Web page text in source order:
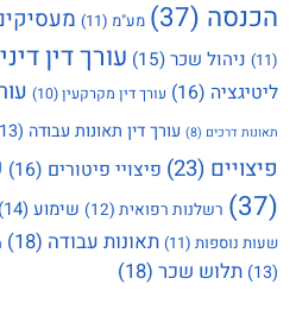
הכנסה (37) מע"מ (11)
(11)
ניהול שכר(15) עורך דין
ליטיגציה (16) עורך דין מקרקעין(10)
תאונות דרכים (8) עורך דין תאונות עבודה (13)
פיצויים (23) פיצויי פיטורים (16)
(37)
רשלנות רפואית (12) שימוע(14)
שעות נוספות (11) תאונות עבודה (18)
(13)
תלוש שכר (18)